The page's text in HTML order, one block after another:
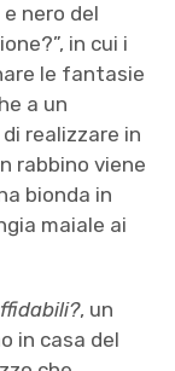
nero del
in cui i
le fantasie
a un
realizzare in
rabbino viene
bionda in
maiale ai
, un
in casa del